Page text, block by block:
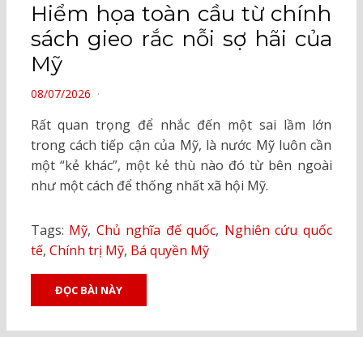
Hiểm họa toàn cầu từ chính
sách gieo rắc nỗi sợ hãi của
Mỹ
POSTED
08/07/2026
Rất quan trọng để nhắc đến một sai lầm lớn
trong cách tiếp cận của Mỹ, là nước Mỹ luôn cần
một “kẻ khác”, một kẻ thù nào đó từ bên ngoài
như một cách để thống nhất xã hội Mỹ.
Tags: Mỹ, Chủ nghĩa đế quốc, Nghiên cứu quốc
tế, Chính trị Mỹ, Bá quyền Mỹ
ĐỌC BÀI NÀY